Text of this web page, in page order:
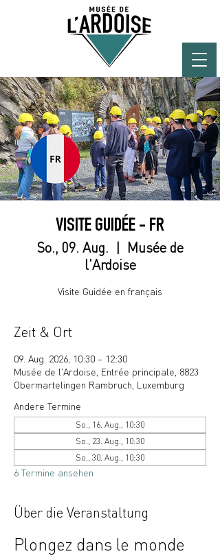
VISITE GUIDÉE - FR
So., 09. Aug.
  |
Musée de
l'Ardoise
Visite Guidée en français
Zeit & Ort
09. Aug. 2026, 10:30 – 12:30
Musée de l'Ardoise, Entrée principale, 8823
Obermartelingen Rambruch, Luxemburg
Andere Termine
So., 16. Aug., 10:30
So., 23. Aug., 10:30
So., 30. Aug., 10:30
6 Termine ansehen
Über die Veranstaltung
Plongez dans le monde